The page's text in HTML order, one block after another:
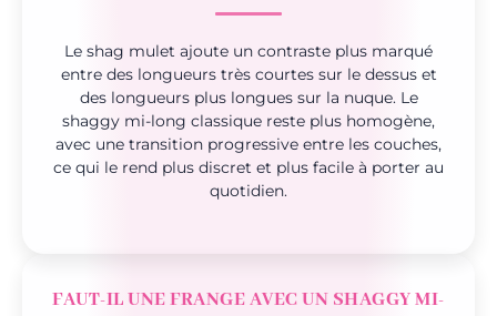
Le shag mulet ajoute un contraste plus marqué
entre des longueurs très courtes sur le dessus et
des longueurs plus longues sur la nuque. Le
shaggy mi-long classique reste plus homogène,
avec une transition progressive entre les couches,
ce qui le rend plus discret et plus facile à porter au
quotidien.
FAUT-IL UNE FRANGE AVEC UN SHAGGY MI-